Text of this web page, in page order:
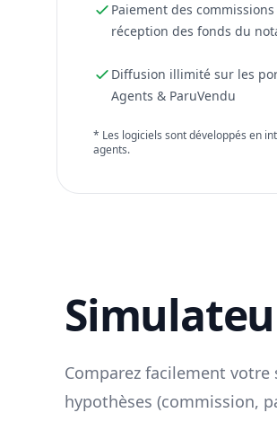
Paiement des
réception des fonds du
Diffusion illimité sur les
Agents & ParuVendu
* Les logiciels sont développés en
agents.
Comparez facilement
hypothèses (commission,